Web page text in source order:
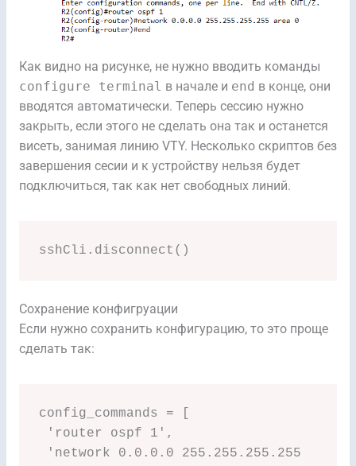
Как видно на рисунке, не нужно вводить команды
configure terminal в начале и end в конце, они
вводятся автоматически. Теперь сессию нужно
закрыть, если этого не сделать она так и останется
висеть, занимая линию VTY. Несколько скриптов без
завершения сесии и к устройству нельзя будет
подключиться, так как нет свободных линий.
sshCli.disconnect()
Сохранение конфигруации
Если нужно сохранить конфигурацию, то это проще
сделать так:
config_commands = [